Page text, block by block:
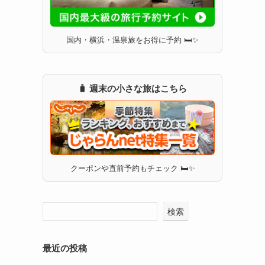
国内・横浜・温泉旅をお得に予約 🛏✨
🧳 週末の小さな旅はこちら
クーポンや直前予約もチェック 🛏✨
検索
最近の投稿